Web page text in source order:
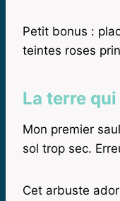
Petit bonus :
teintes roses
La terre
Mon premier
sol trop sec.
Cet arbuste